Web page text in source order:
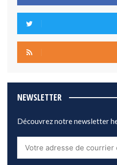
NEWSLETTER
Découvrez notre newsletter